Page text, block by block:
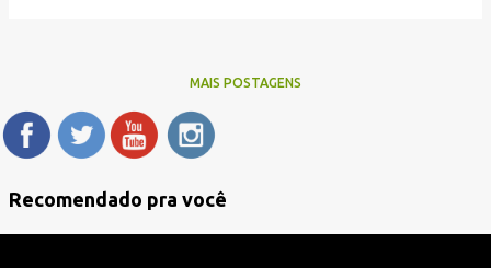
MAIS POSTAGENS
Recomendado pra você